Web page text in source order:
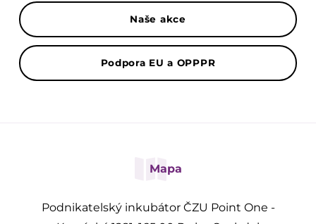
Naše akce
Podpora EU a OPPPR
Mapa
Podnikatelský inkubátor ČZU Point One -